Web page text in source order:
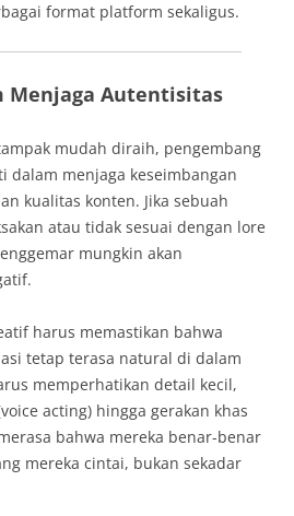
format platform sekaligus.
Menjaga Autentisitas
mudah diraih, pengembang
dalam menjaga keseimbangan
kualitas konten. Jika sebuah
atau tidak sesuai dengan lore
mungkin akan
harus memastikan bahwa
tetap terasa natural di dalam
memperhatikan detail kecil,
acting) hingga gerakan khas
bahwa mereka benar-benar
mereka cintai, bukan sekadar